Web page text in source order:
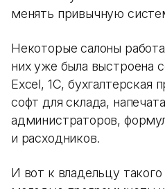
менять привычную
Некоторые салоны
них уже была выстроена
Excel, 1С, бухгалтерская
софт для склада,
администраторов,
и расходников.
И вот к владельцу